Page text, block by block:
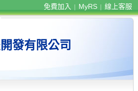
免費加入 MyRS 線上客服
發有限公司